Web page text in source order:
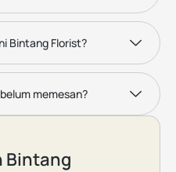
Bintang Florist?
memesan?
Bintang